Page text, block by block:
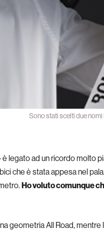
Sono stati scelti due
legato ad un ricordo molto
che è stata appesa nel
Ho voluto comunque
geometria All Road,